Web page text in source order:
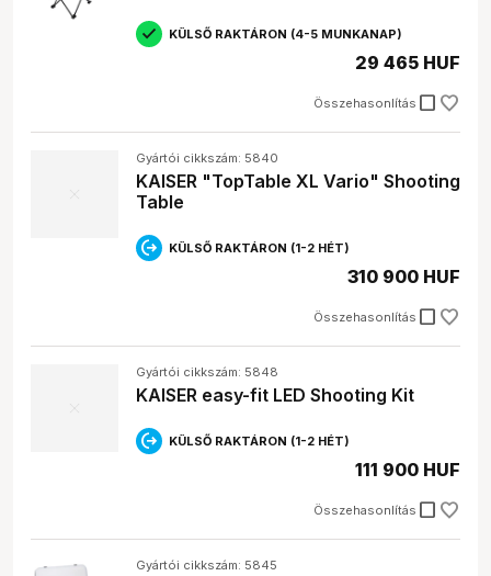
KÜLSŐ RAKTÁRON (4-5 MUNKANAP)
Összehasonlítás check_box_outline_blank
29 465 HUF
Gyártói cikkszám: 5840
KAISER "TopTable XL Vario" Shooting
Table
KÜLSŐ RAKTÁRON (1-2 HÉT)
Összehasonlítás check_box_outline_blank
310 900 HUF
Gyártói cikkszám: 5848
KAISER easy-fit LED Shooting Kit
KÜLSŐ RAKTÁRON (1-2 HÉT)
Összehasonlítás check_box_outline_blank
111 900 HUF
Gyártói cikkszám: 5845